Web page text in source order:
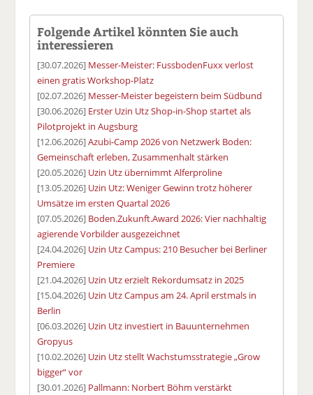
Folgende Artikel könnten Sie auch
interessieren
[30.07.2026] Messer-Meister: FussbodenFuxx verlost
einen gratis Workshop-Platz
[02.07.2026] Messer-Meister begeistern beim Südbund
[30.06.2026] Erster Uzin Utz Shop-in-Shop startet als
Pilotprojekt in Augsburg
[12.06.2026]Azubi-Camp 2026 von Netzwerk Boden:
Gemeinschaft erleben, Zusammenhalt stärken
[20.05.2026] Uzin Utz übernimmt Alferproline
[13.05.2026] Uzin Utz: Weniger Gewinn trotz höherer
Umsätze im ersten Quartal 2026
[07.05.2026] Boden.Zukunft.Award 2026: Vier nachhaltig
agierende Vorbilder ausgezeichnet
[24.04.2026] Uzin Utz Campus: 210 Besucher bei Berliner
Premiere
[21.04.2026] Uzin Utz erzielt Rekordumsatz in 2025
[15.04.2026] Uzin Utz Campus am 24. April erstmals in
Berlin
[06.03.2026] Uzin Utz investiert in Bauunternehmen
Gropyus
[10.02.2026] Uzin Utz stellt Wachstumsstrategie „Grow
bigger“ vor
[30.01.2026] Pallmann: Norbert Böhm verstärkt